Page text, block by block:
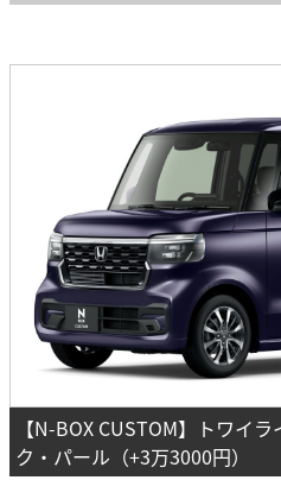
【N-BOX CUSTOM】トワイ
ク・パール（+3万3000円）